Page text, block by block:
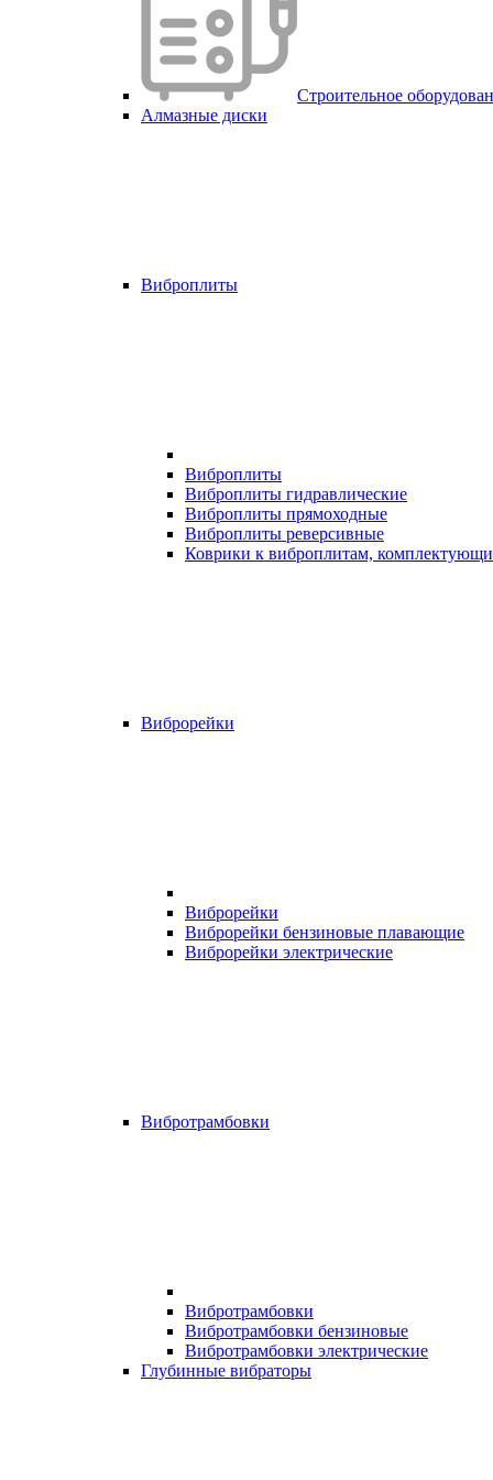
Строительное
Алмазные диски
Виброплиты
Виброплиты
Виброплиты гидравлические
Виброплиты прямоходные
Виброплиты реверсивные
Коврики к виброплитам,
Виброрейки
Виброрейки
Виброрейки бензиновые плавающие
Виброрейки электрические
Вибротрамбовки
Вибротрамбовки
Вибротрамбовки бензиновые
Вибротрамбовки электрические
Глубинные вибраторы